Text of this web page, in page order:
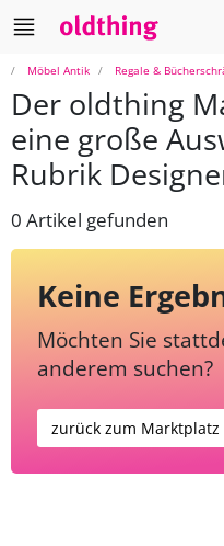
Möbel Antik Regale &
Der oldthing
eine große
Rubrik
0 Artikel gefunden
Keine
Möchten Sie
anderem suchen?
zurück zum Marktplatz